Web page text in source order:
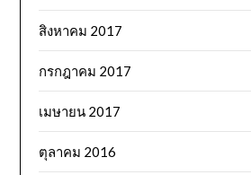
สิงหาคม 2017
กรกฎาคม 2017
เมษายน 2017
ตุลาคม 2016